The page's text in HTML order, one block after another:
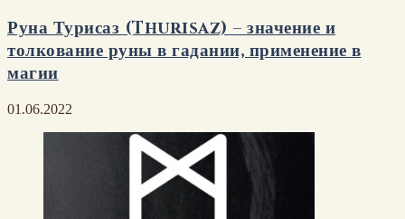
Руна Турисаз (Thurisaz) – значение и
толкование руны в гадании, применение в
магии
01.06.2022